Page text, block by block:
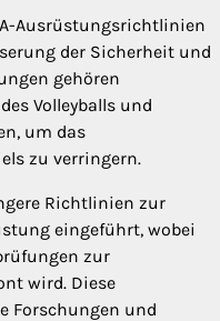
Ausrüstungsrichtlinien
der Sicherheit und
gehören
Volleyballs und
um das
zu verringern.
Richtlinien zur
eingeführt, wobei
zur
wird. Diese
Forschungen und